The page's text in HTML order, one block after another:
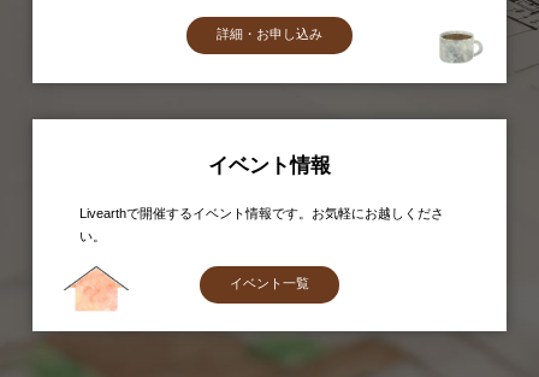
詳細・お申し込み
イベント情報
Livearthで開催するイベント情報です。お気軽にお越しくださ
い。
イベント一覧